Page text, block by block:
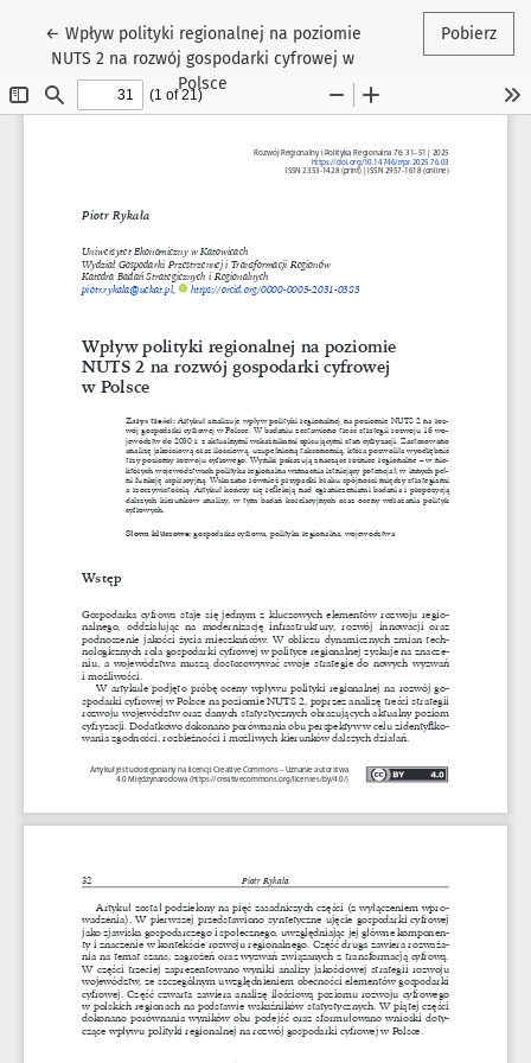
← Wróć do szczegółów artykułu
Wpływ polityki regionalnej na poziomie
NUTS 2 na rozwój gospodarki cyfrowej w
Polsce
Pobierz